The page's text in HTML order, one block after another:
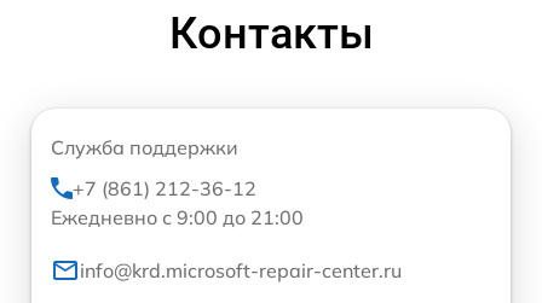
Контакты
Служба поддержки
+7 (861) 212-36-12
Ежедневно с 9:00 до 21:00
info@krd.microsoft-repair-center.ru